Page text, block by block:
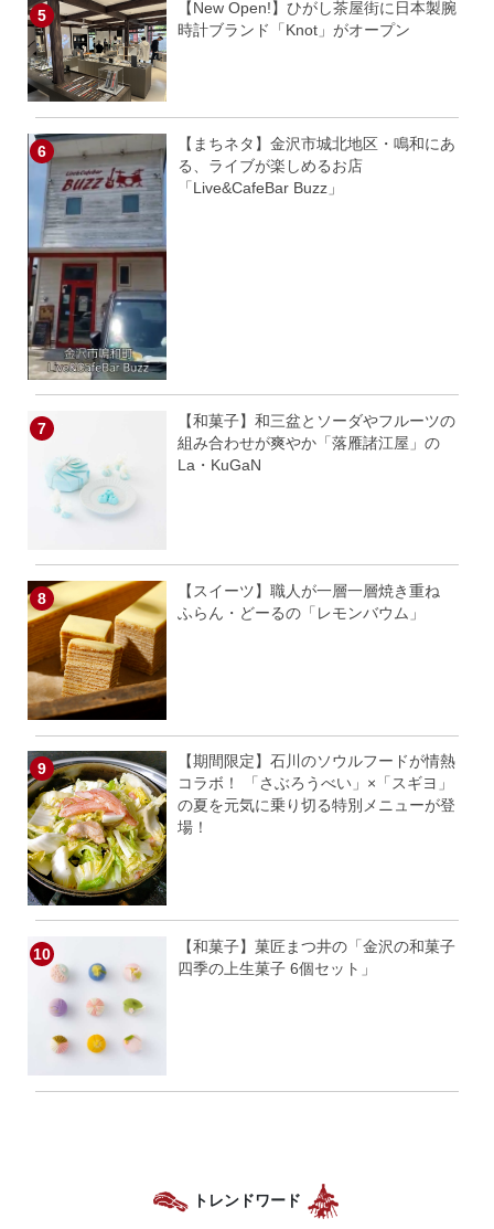
【New Open!】ひがし茶屋街に日本製腕
時計ブランド「Knot」がオープン
【まちネタ】金沢市城北地区・鳴和にあ
る、ライブが楽しめるお店
「Live&CafeBar Buzz」
【和菓子】和三盆とソーダやフルーツの
組み合わせが爽やか「落雁諸江屋」の
La・KuGaN
【スイーツ】職人が一層一層焼き重ね
ふらん・どーるの「レモンバウム」
【期間限定】石川のソウルフードが情熱
コラボ！ 「さぶろうべい」×「スギヨ」
の夏を元気に乗り切る特別メニューが登
場！
【和菓子】菓匠まつ井の「金沢の和菓子
四季の上生菓子 6個セット」
トレンドワード